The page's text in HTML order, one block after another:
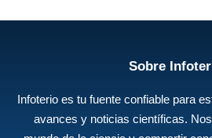
Sobre
Infoterio es tu fuente confiable para
avances y noticias científicas.